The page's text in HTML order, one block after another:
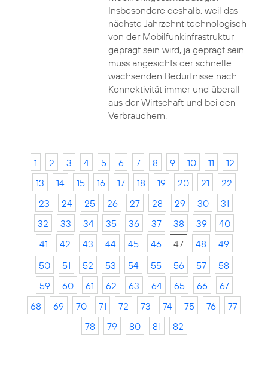
Insbesondere deshalb, weil das
nächste Jahrzehnt technologisch
von der Mobilfunkinfrastruktur
geprägt sein wird, ja geprägt sein
muss angesichts der schnelle
wachsenden Bedürfnisse nach
Konnektivität immer und überall
aus der Wirtschaft und bei den
Verbrauchern.
1 2 3 4 5 6 7 8 9 10 11
12
13
14 15 16 17 18 19 20 21
22
23
24 25 26 27 28 29 30
31
32
33 34 35 36 37 38 39
40
41
42 43 44 45 46 47 48
49
50
51 52 53 54 55 56 57
58
59
60 61 62 63 64 65 66
67
68
69 70 71 72 73 74 75 76
77
78
79 80 81 82